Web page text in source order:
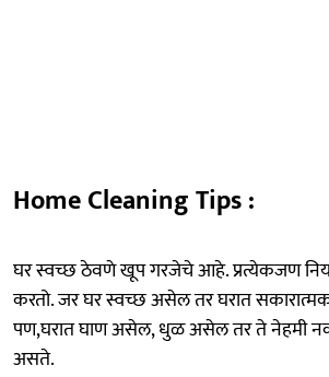
Home Cleaning Tips :
घर स्वच्छ ठेवणे खूप गरजेचे आहे. प्रत्येकजण
करतो. जर घर स्वच्छ असेल तर घरात
पण,घरात घाण असेल, धुळ असेल तर ते नेहमी
असते.